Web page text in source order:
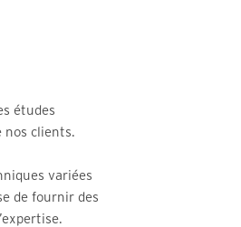
études
nos clients.
variées
de fournir des